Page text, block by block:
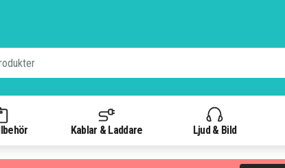
Kablar & Laddare Ljud & Bild